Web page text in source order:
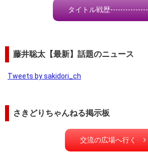
タイトル戦歴---------------
藤井聡太【最新】話題のニュース
Tweets by sakidori_ch
さきどりちゃんねる掲示板
交流の広場へ行く